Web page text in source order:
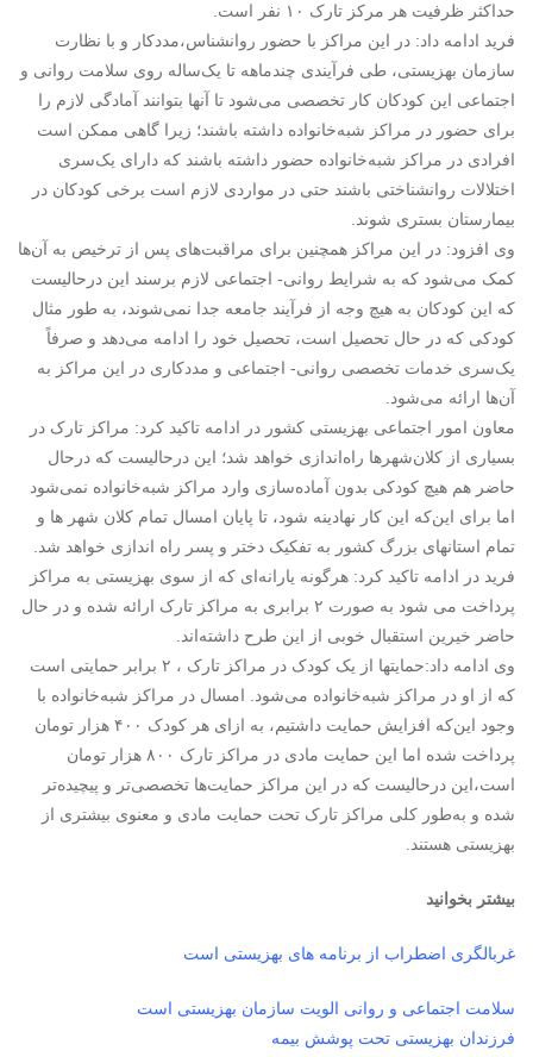
حداکثر ظرفیت هر مرکز تارک ۱۰ نفر است.
فرید ادامه داد: در این مراکز با حضور روانشناس،مددکار و با نظارت
سازمان بهزیستی، طی فرآیندی چندماهه تا یک‌ساله روی سلامت روانی و
اجتماعی این کودکان کار تخصصی می‌شود تا آنها بتوانند آمادگی لازم را
برای حضور در مراکز شبه‌خانواده داشته باشند؛ زیرا گاهی ممکن است
افرادی در مراکز شبه‌خانواده حضور داشته باشند که دارای یک‌سری
اختلالات روانشناختی باشند حتی در مواردی لازم است برخی کودکان در
بیمارستان بستری شوند.
وی افزود: در این مراکز همچنین برای مراقبت‌های پس از ترخیص به آن‌ها
کمک می‌شود که به شرایط روانی- اجتماعی لازم برسند این درحالیست
که این کودکان به هیچ وجه از فرآیند جامعه جدا نمی‌شوند، به طور مثال
کودکی که در حال تحصیل است، تحصیل خود را ادامه می‌دهد و صرفاً
یک‌سری خدمات تخصصی روانی- اجتماعی و مددکاری در این مراکز به
آن‌ها ارائه می‌شود.
معاون امور اجتماعی بهزیستی کشور در ادامه تاکید کرد: مراکز تارک در
بسیاری از کلان‌شهرها راه‌اندازی خواهد شد؛ این درحالیست که درحال
حاضر هم هیچ کودکی بدون آماده‌سازی وارد مراکز شبه‌خانواده نمی‌شود
اما برای این‌که این کار نهادینه شود، تا پایان امسال تمام کلان شهر ها و
تمام استانهای بزرگ کشور به تفکیک دختر و پسر راه اندازی خواهد شد.
فرید در ادامه تاکید کرد: هرگونه یارانه‌ای که از سوی بهزیستی به مراکز
پرداخت می شود به صورت ۲ برابری به مراکز تارک ارائه شده و در حال
حاضر خیرین استقبال خوبی از این طرح داشته‌اند.
وی ادامه داد:حمایتها از یک کودک در مراکز تارک ، ۲ برابر حمایتی است
که از او در مراکز شبه‌خانواده می‌شود. امسال در مراکز شبه‌خانواده با
وجود این‌که افزایش حمایت داشتیم، به ازای هر کودک ۴۰۰ هزار تومان
پرداخت شده اما این حمایت مادی در مراکز تارک ۸۰۰ هزار تومان
است،این درحالیست که در این مراکز حمایت‌ها تخصصی‌تر و پیچیده‌تر
شده و به‌طور کلی مراکز تارک تحت حمایت مادی و معنوی بیشتری از
بهزیستی هستند.
بیشتر بخوانید
غربالگری اضطراب از برنامه های بهزیستی است
سلامت اجتماعی و روانی الویت سازمان بهزیستی است
فرزندان بهزیستی تحت پوشش بیمه